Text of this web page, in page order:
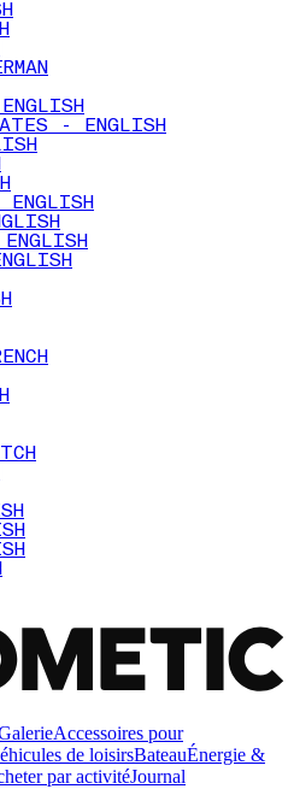
- ENGLISH
Accessoires pour
de loisirsBateauÉnergie &
par activitéJournal